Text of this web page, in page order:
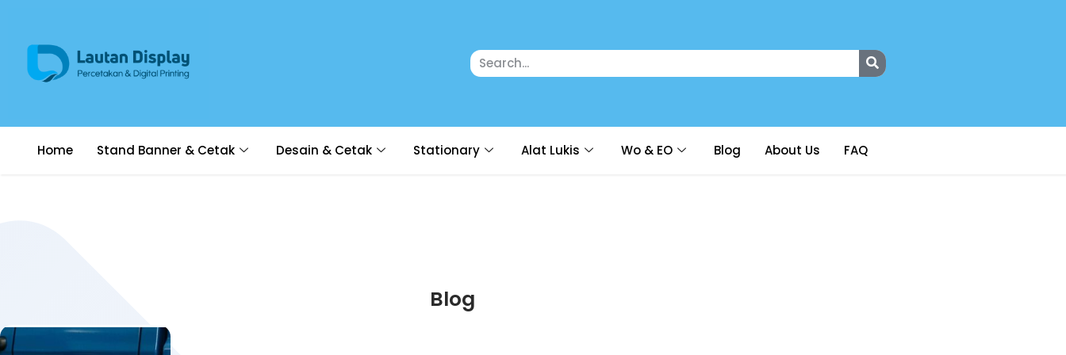
Home Stand Banner & Cetak Desain & Cetak Stationary Alat Lukis Wo & EO Blog About Us FAQ
Blog